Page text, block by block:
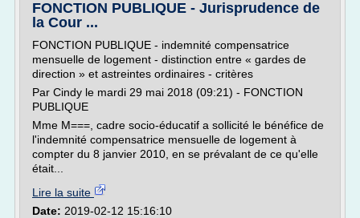
FONCTION PUBLIQUE - Jurisprudence de
la Cour ...
FONCTION PUBLIQUE - indemnité compensatrice
mensuelle de logement - distinction entre « gardes de
direction » et astreintes ordinaires - critères
Par Cindy le mardi 29 mai 2018 (09:21) - FONCTION
PUBLIQUE
Mme M===, cadre socio-éducatif a sollicité le bénéfice de
l'indemnité compensatrice mensuelle de logement à
compter du 8 janvier 2010, en se prévalant de ce qu'elle
était...
Lire la suite
Date: 2019-02-12 15:16:10